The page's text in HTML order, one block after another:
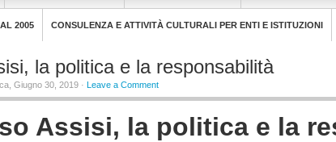
2005 CONSULENZA E ATTIVITÀ CULTURALI PER ENTI E ISTITUZIONI
la politica e la responsabilità
Giugno 30, 2019 · Leave a Comment
Assisi, la politica e la